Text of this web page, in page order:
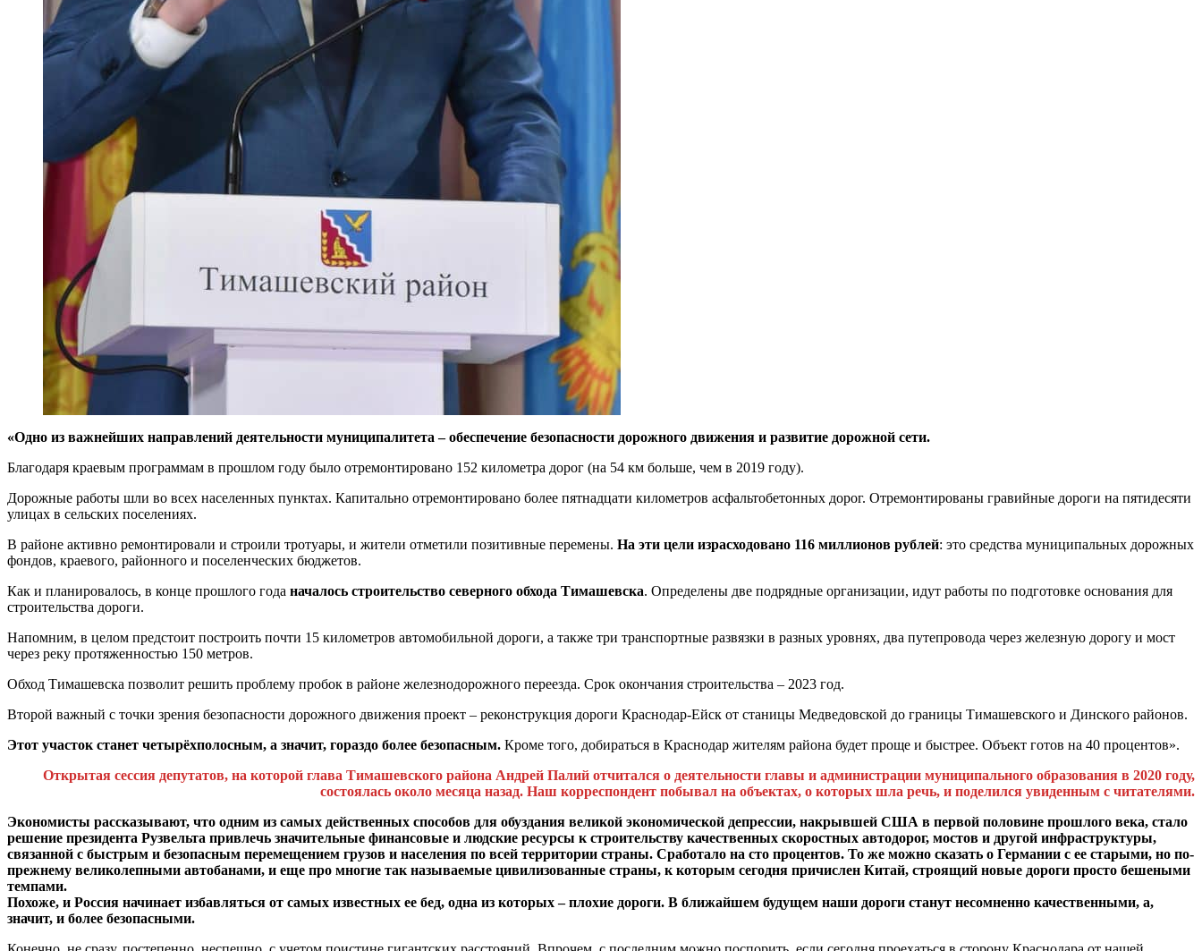
«Одно из важнейших направлений деятельности муниципалитета – обеспечение безопасности дорожного движения и развитие дорожной сети.
Благодаря краевым программам в прошлом году было отремонтировано 152 километра дорог (на 54 км больше, чем в 2019 году).
Дорожные работы шли во всех населенных пунктах. Капитально отремонтировано более пятнадцати километров асфальтобетонных дорог. Отремонтированы гравийные дороги на пятидесяти
улицах в сельских поселениях.
В районе активно ремонтировали и строили тротуары, и жители отметили позитивные перемены. На эти цели израсходовано 116 миллионов рублей: это средства муниципальных дорожных
фондов, краевого, районного и поселенческих бюджетов.
Как и планировалось, в конце прошлого года началось строительство северного обхода Тимашевска. Определены две подрядные организации, идут работы по подготовке основания для
строительства дороги.
Напомним, в целом предстоит построить почти 15 километров автомобильной дороги, а также три транспортные развязки в разных уровнях, два путепровода через железную дорогу и мост
через реку протяженностью 150 метров.
Обход Тимашевска позволит решить проблему пробок в районе железнодорожного переезда. Срок окончания строительства – 2023 год.
Второй важный с точки зрения безопасности дорожного движения проект – реконструкция дороги Краснодар-Ейск от станицы Медведовской до границы Тимашевского и Динского районов.
Этот участок станет четырёхполосным, а значит, гораздо более безопасным. Кроме того, добираться в Краснодар жителям района будет проще и быстрее. Объект готов на 40 процентов».
Открытая сессия депутатов, на которой глава Тимашевского района Андрей Палий отчитался о деятельности главы и администрации муниципального образования в 2020 году,
состоялась около месяца назад. Наш корреспондент побывал на объектах, о которых шла речь, и поделился увиденным с читателями.
Экономисты рассказывают, что одним из самых действенных способов для обуздания великой экономической депрессии, накрывшей США в первой половине прошлого века, стало
решение президента Рузвельта привлечь значительные финансовые и людские ресурсы к строительству качественных скоростных автодорог, мостов и другой инфраструктуры,
связанной с быстрым и безопасным перемещением грузов и населения по всей территории страны. Сработало на сто процентов. То же можно сказать о Германии с ее старыми, но по-
прежнему великолепными автобанами, и еще про многие так называемые цивилизованные страны, к которым сегодня причислен Китай, строящий новые дороги просто бешеными
темпами.
Похоже, и Россия начинает избавляться от самых известных ее бед, одна из которых – плохие дороги. В ближайшем будущем наши дороги станут несомненно качественными, а,
значит, и более безопасными.